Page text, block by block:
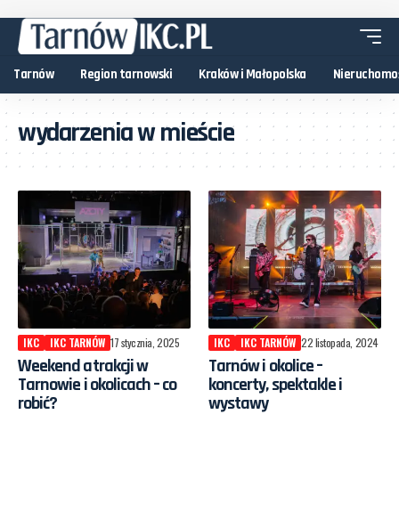
Tarnów Region tarnowski Kraków i Małopolska
wydarzenia w mieście
IKC IKC TARNÓW 17 stycznia, 2025
Weekend atrakcji w
Tarnowie i okolicach – co
robić?
IKC IKC TARNÓW 22 listopada, 2024
Tarnów i okolice –
koncerty, spektakle i
wystawy